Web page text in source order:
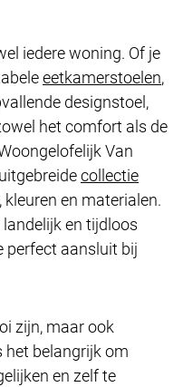
iedere woning. Of je
eetkamerstoelen,
designstoel,
het comfort als de
Van
collectie
en materialen.
en tijdloos
perfect aansluit bij
zijn, maar ook
belangrijk om
en zelf te